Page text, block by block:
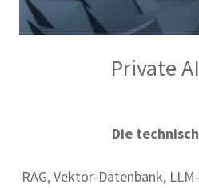
Private
Die
RAG, Vektor-Datenbank,